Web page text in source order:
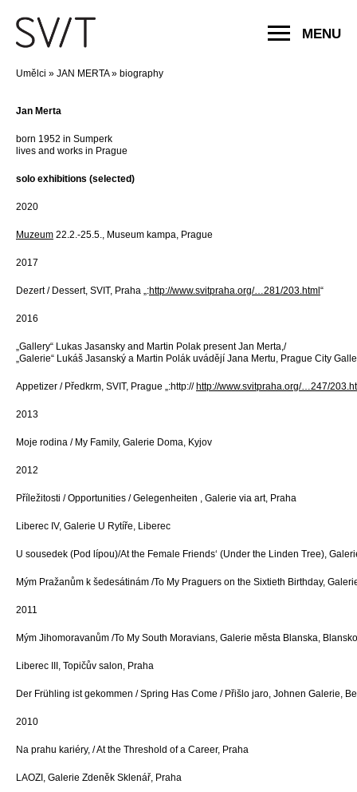
MENU
Umělci » JAN MERTA» biography
Jan Merta
born 1952 in Sumperk
lives and works in Prague
solo exhibitions (selected)
2020
Muzeum 22.2.-25.5., Museum kampa, Prague
2017
Dezert / Dessert, SVIT, Praha „:http://www.svitpraha.org/…281/203.html “
2016
„Gallery“ Lukas Jasansky and Martin Polak present Jan Merta,/
„Galerie“ Lukáš Jasanský a Martin Polák uvádějí Jana Mertu, Prague City
Appetizer / Předkrm, SVIT, Prague „:http:// http://www.svitpraha.org/…247/
2013
Moje rodina / My Family, Galerie Doma, Kyjov
2012
Příležitosti / Opportunities / Gelegenheiten , Galerie via art, Praha
Liberec IV, Galerie U Rytíře, Liberec
U sousedek (Pod lípou)/At the Female Friends‘ (Under the Linden Tree),
Mým Pražanům k šedesátinám /To My Praguers on the Sixtieth Birthday,
2011
Mým Jihomoravanům /To My South Moravians, Galerie města Blanska, Blansko
Liberec III, Topičův salon, Praha
Der Frühling ist gekommen / Spring Has Come / Přišlo jaro, Johnen Galerie,
2010
Na prahu kariéry, / At the Threshold of a Career, Praha
LAOZI, Galerie Zdeněk Sklenář, Praha